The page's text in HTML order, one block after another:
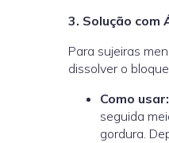
3. Solução com
Para sujeiras
dissolver o
Como usar:
seguida
gordura.